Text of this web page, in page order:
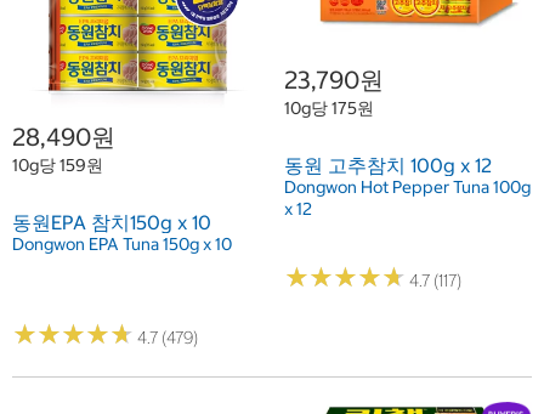
28,490원
10g당 159원
동원EPA 참치150g x 10
Dongwon EPA Tuna 150g x 10
★★★★★
★★★★★ 4.7 (479)
23,790원
10g당 175원
동원 고추참치 100g x 12
Dongwon Hot Pepper Tuna 100g
x 12
★★★★★
★★★★★ 4.7 (117)